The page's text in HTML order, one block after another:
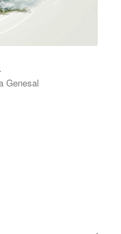
Genesal